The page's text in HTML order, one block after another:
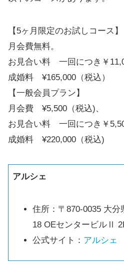
【5ヶ月限定のお試しコース】
月会費無料。
お見合い料 一回につき￥
成婚料 ¥165,000（税込）
【一般会員プラン】
月会費 ¥5,500（税込)、
お見合い料 一回につき￥
成婚料 ¥220,000（税込)
アルシェ
住所：〒870-0035 大
18 OEセンタービルⅡ
公式サイト： アルシェ